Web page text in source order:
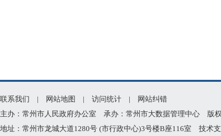
联系我们 | 网站地图 | 访问统计 |
网站纠错
主办：常州市人民政府办公室 承办：常州市大数据管理中心 版
地址：常州市龙城大道1280号 (市行政中心)3号楼B座116室 技术